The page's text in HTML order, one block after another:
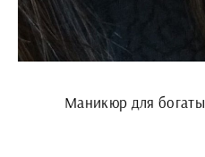
Маникюр для